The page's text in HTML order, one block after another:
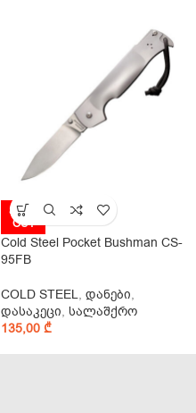
SOLD
OUT
Cold Steel Pocket Bushman CS-
95FB
COLD STEEL, დანები,
დასაკეცი, სალაშქრო
135,00 ₾